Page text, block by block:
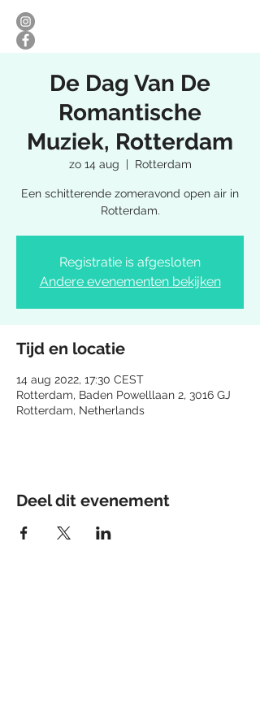
De Dag Van De
Romantische
Muziek, Rotterdam
zo 14 aug
  |
Rotterdam
Een schitterende zomeravond open air in
Rotterdam.
Registratie is afgesloten
Andere evenementen bekijken
Tijd en locatie
14 aug 2022, 17:30 CEST
Rotterdam, Baden Powelllaan 2, 3016 GJ
Rotterdam, Netherlands
Deel dit evenement